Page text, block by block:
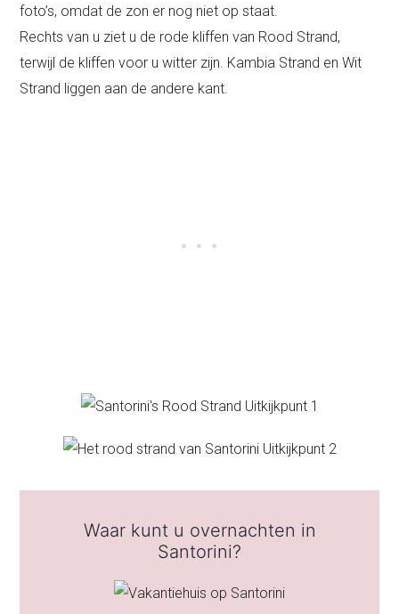
foto’s, omdat de zon er nog niet op staat.
Rechts van u ziet u de rode kliffen van Rood Strand,
terwijl de kliffen voor u witter zijn. Kambia Strand en Wit
Strand liggen aan de andere kant.
Waar kunt u overnachten in
Santorini?